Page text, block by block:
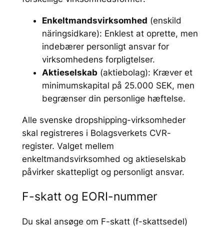
Enkeltmandsvirksomhed (enskild
näringsidkare): Enklest at oprette, men
indebærer personligt ansvar for
virksomhedens forpligtelser.
Aktieselskab(aktiebolag): Kræver et
minimumskapital på 25.000 SEK, men
begrænser din personlige hæftelse.
Alle svenske dropshipping-virksomheder
skal registreres i Bolagsverkets CVR-
register. Valget mellem
enkeltmandsvirksomhed og aktieselskab
påvirker skattepligt og personligt ansvar.
F-skatt og EORI-nummer
Du skal ansøge om F-skatt (f-skattsedel)